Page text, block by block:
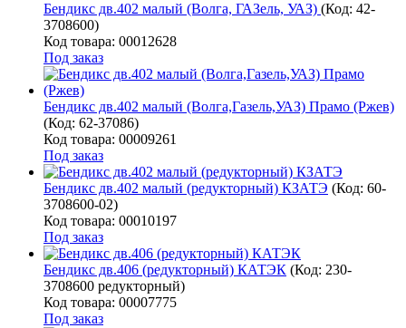
Бендикс дв.402 малый (Волга, ГАЗель, УАЗ) (Код: 42-
3708600)
Код товара: 00012628
Под заказ
Бендикс дв.402 малый (Волга,Газель,УАЗ) Прамо (Ржев)
(Код: 62-37086)
Код товара: 00009261
Под заказ
Бендикс дв.402 малый (редукторный) КЗАТЭ (Код: 60-
3708600-02)
Код товара: 00010197
Под заказ
Бендикс дв.406 (редукторный) КАТЭК (Код: 230-
3708600 редукторный)
Код товара: 00007775
Под заказ